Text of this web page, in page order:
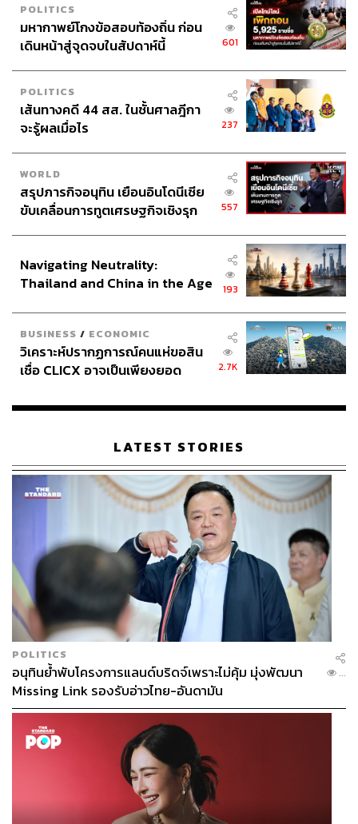
สามารถติดตาม THE STANDARD WEALTH
ผ่านแอปพลิเคชันต่างๆ ที่คุณสะดวกหรือใช้งานอยู่แล้วได้เลย
TAGS: การเงิน Gemini ChatGPT
Generative AI
ปัญญาประดิษฐ์ (Artificial intelligence - AI)
การลงทุน
279
ณรงค์ศักดิ์ ปลอดมีชัย
จัดการกองทุน ไทยพาณิชย์ จำกัด
POLITICS
มหากาพย์โกงข้อสอบท้องถิ่น ก่อน
เดินหน้าสู่จุดจบในสัปดาห์นี้
601
POLITICS
เส้นทางคดี 44 สส. ในชั้นศาลฎีกา
จะรู้ผลเมื่อไร
237
WORLD
สรุปภารกิจอนุทิน เยือนอินโดนีเซีย
ขับเคลื่อนการทูตเศรษฐกิจเชิงรุก
557
Navigating Neutrality:
Thailand and China in the Age
193
BUSINESS / ECONOMIC
วิเคราะห์ปรากฏการณ์คนแห่ขอสิน
เชื่อ CLICX อาจเป็นเพียงยอด
เรือนไทยที่ถูกซุกไว้
2.7K
LATEST STORIES
POLITICS
อนุทินย้ำพับโครงการแลนด์บริดจ์เพราะไม่คุ้ม มุ่งพัฒนา
Missing Link รองรับอ่าวไทย-อันดามัน
...